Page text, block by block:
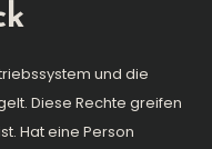
und die
Diese Rechte greifen
Hat eine Person